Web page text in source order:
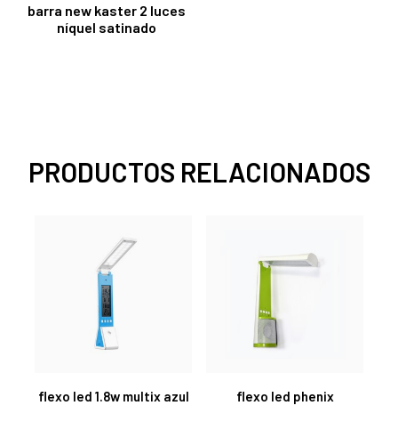
barra new kaster 2 luces
níquel satinado
PRODUCTOS RELACIONADOS
flexo led 1.8w multix azul flexo led phenix